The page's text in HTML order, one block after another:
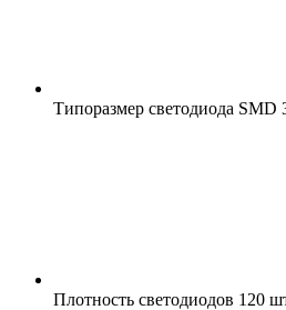
Типоразмер светодиода SMD
Плотность светодиодов 120